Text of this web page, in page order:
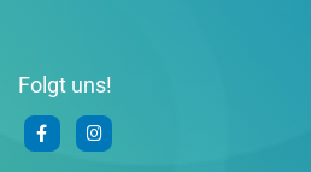
Folgt uns!